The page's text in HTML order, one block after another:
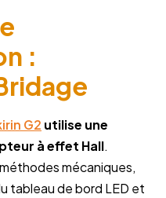
:
G2 utilise une
à effet Hall.
mécaniques,
tableau de bord LED et